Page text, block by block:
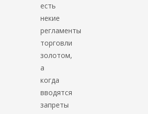
есть
некие
регламенты
торговли
золотом,
а
когда
вводятся
запреты